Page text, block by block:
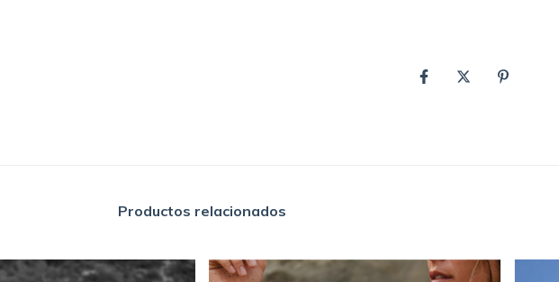
Productos relacionados